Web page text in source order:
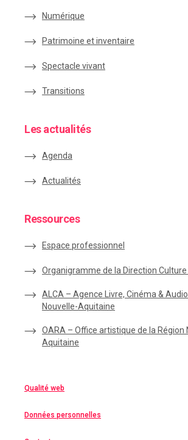
Numérique
Patrimoine et inventaire
Spectacle vivant
Transitions
Les actualités
Agenda
Actualités
Ressources
Espace professionnel
Organigramme de la Direction
ALCA – Agence Livre, Cinéma &
Nouvelle-Aquitaine
OARA – Office artistique de la Région
Aquitaine
Qualité web
Données personnelles